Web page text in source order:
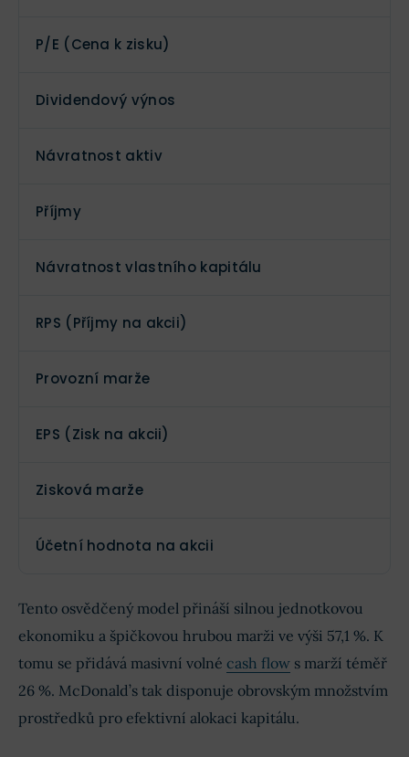
P/E (Cena k zisku)
Dividendový výnos
Návratnost aktiv
Příjmy
Návratnost vlastního kapitálu
RPS (Příjmy na akcii)
Provozní marže
EPS (Zisk na akcii)
Zisková marže
Účetní hodnota na akcii
Tento osvědčený model přináší silnou jednotkovou
ekonomiku a špičkovou hrubou marži ve výši 57,1 %. K
tomu se přidává masivní volné cash flow s marží téměř
26 %. McDonald’s tak disponuje obrovským množstvím
prostředků pro efektivní alokaci kapitálu.